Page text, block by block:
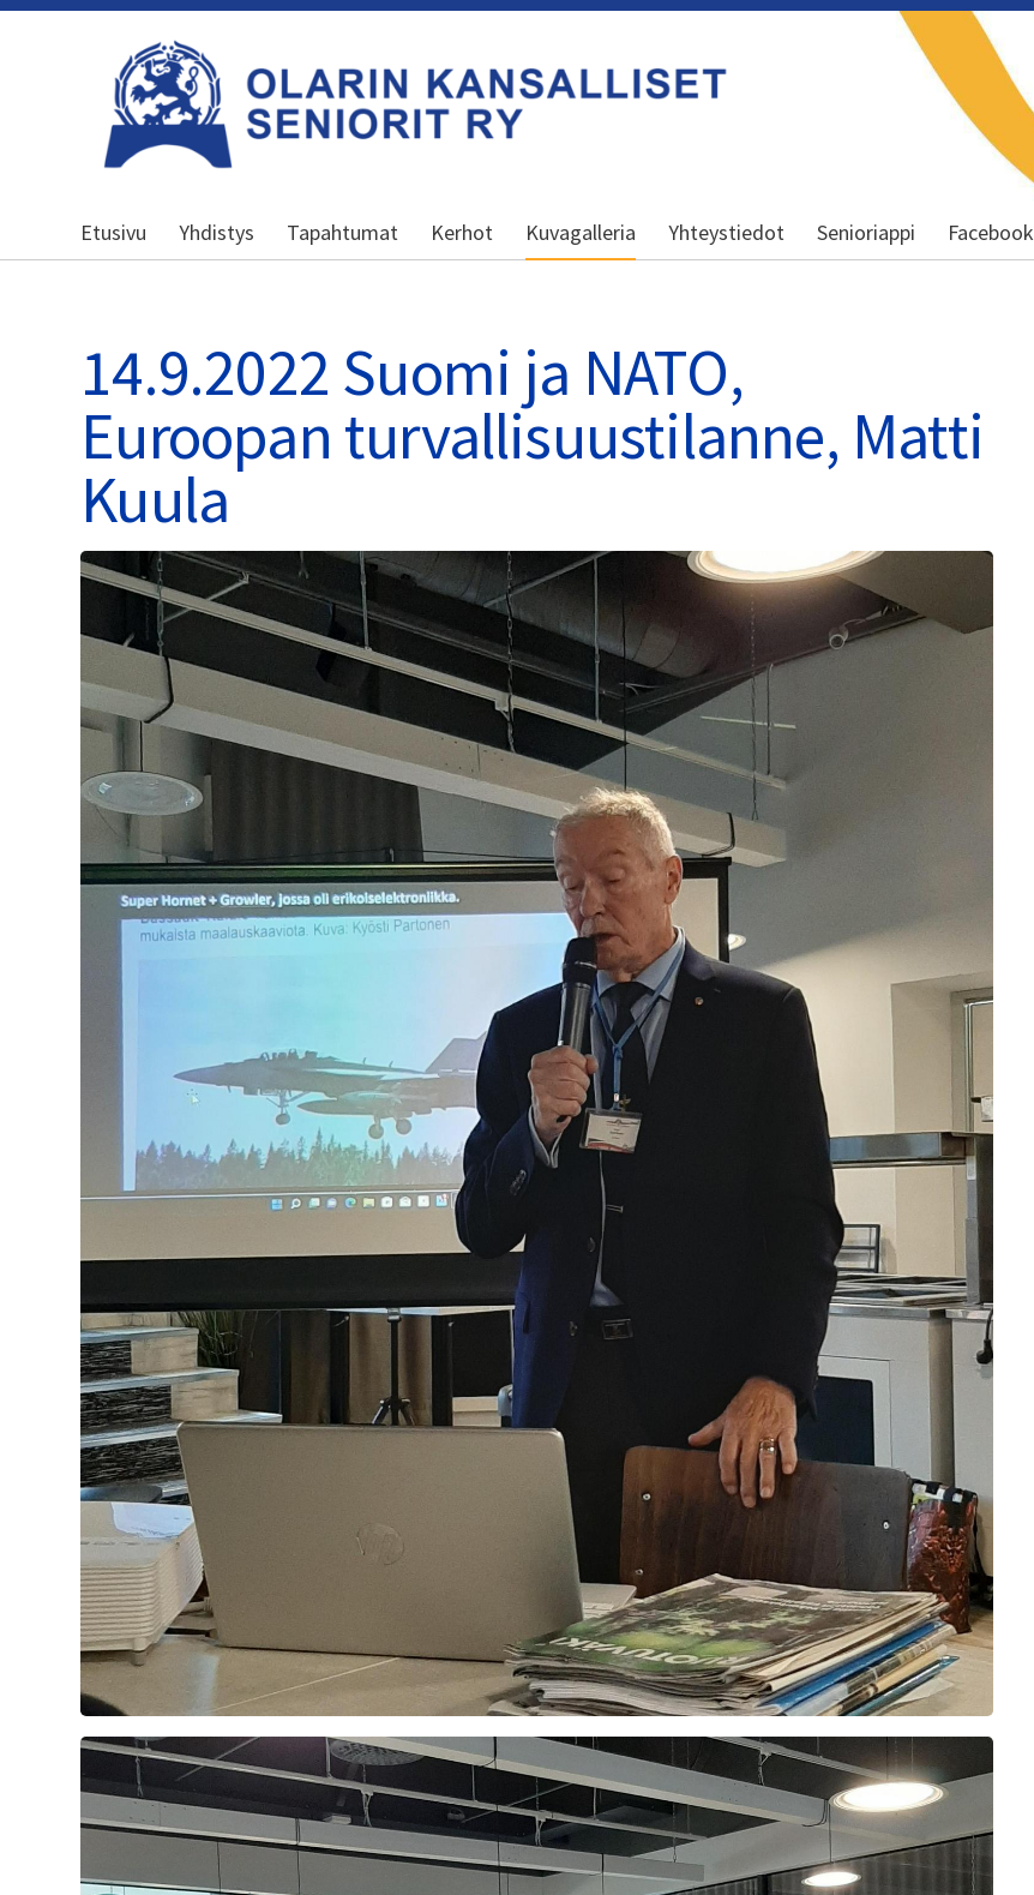
Olarin kansalliset seniorit ry
Etusivu Yhdistys Tapahtumat Kerhot Kuvagalleria Yhteystiedot Senioriappi Facebook
14.9.2022 Suomi ja NATO,
Euroopan turvallisuustilanne, Matti
Kuula